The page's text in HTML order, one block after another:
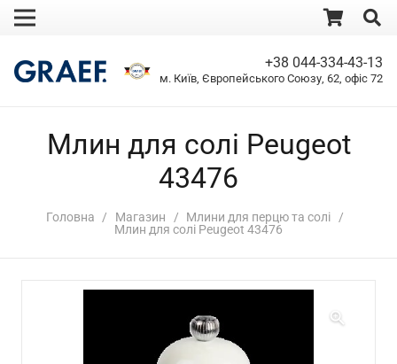
+38 044-334-43-13
м. Київ, Європейського Союзу, 62, офіс 72
Млин для солі Peugeot
43476
Головна / Магазин / Млини для перцю та солі /
Млин для солі Peugeot 43476